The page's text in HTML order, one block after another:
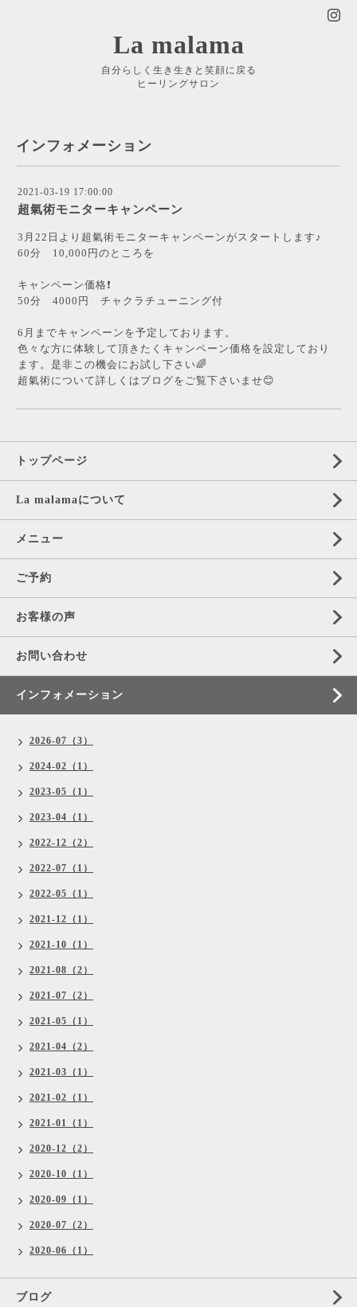
La malama
自分らしく生き生きと笑顔に戻る
ヒーリングサロン
インフォメーション
2021-03-19 17:00:00
超氣術モニターキャンペーン
3月22日より超氣術モニターキャンペーンがスタートします♪
60分 10,000円のところを
キャンペーン価格❗️
50分 4000円 チャクラチューニング付
6月までキャンペーンを予定しております。
色々な方に体験して頂きたくキャンペーン価格を設定しており
ます。是非この機会にお試し下さい🌈
超氣術について詳しくはブログをご覧下さいませ😊
トップページ
La malamaについて
メニュー
ご予約
お客様の声
お問い合わせ
インフォメーション
2026-07（3）
2024-02（1）
2023-05（1）
2023-04（1）
2022-12（2）
2022-07（1）
2022-05（1）
2021-12（1）
2021-10（1）
2021-08（2）
2021-07（2）
2021-05（1）
2021-04（2）
2021-03（1）
2021-02（1）
2021-01（1）
2020-12（2）
2020-10（1）
2020-09（1）
2020-07（2）
2020-06（1）
ブログ